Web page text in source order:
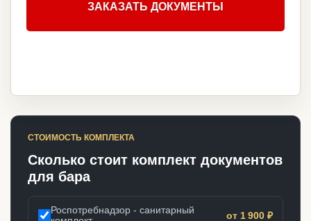
ЗАКАЗАТЬ ДОКУМЕНТЫ
СТОИМОСТЬ КОМПЛЕКТА
Сколько стоит комплект документов
для бара
Роспотребнадзор - санитарный
от 1 900 ₽